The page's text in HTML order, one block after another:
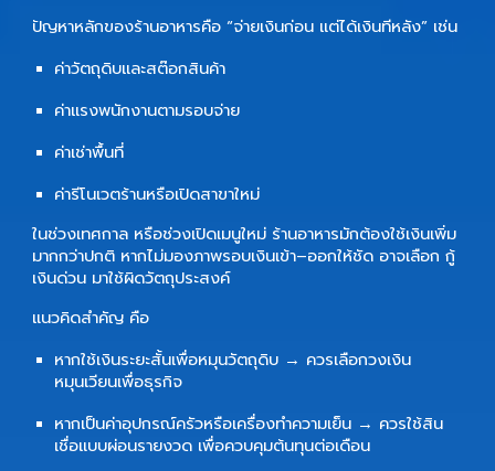
ปัญหาหลักของร้านอาหารคือ “จ่ายเงินก่อน แต่ได้เงินทีหลัง” เช่น
ค่าวัตถุดิบและสต๊อกสินค้า
ค่าแรงพนักงานตามรอบจ่าย
ค่าเช่าพื้นที่
ค่ารีโนเวตร้านหรือเปิดสาขาใหม่
ในช่วงเทศกาล หรือช่วงเปิดเมนูใหม่ ร้านอาหารมักต้องใช้เงินเพิ่ม
มากกว่าปกติ หากไม่มองภาพรอบเงินเข้า–ออกให้ชัด อาจเลือกกู้
เงินด่วน มาใช้ผิดวัตถุประสงค์
แนวคิดสำคัญ คือ
หากใช้เงินระยะสั้นเพื่อหมุนวัตถุดิบ → ควรเลือกวงเงิน
หมุนเวียนเพื่อธุรกิจ
หากเป็นค่าอุปกรณ์ครัวหรือเครื่องทำความเย็น → ควรใช้สิน
เชื่อแบบผ่อนรายงวด เพื่อควบคุมต้นทุนต่อเดือน